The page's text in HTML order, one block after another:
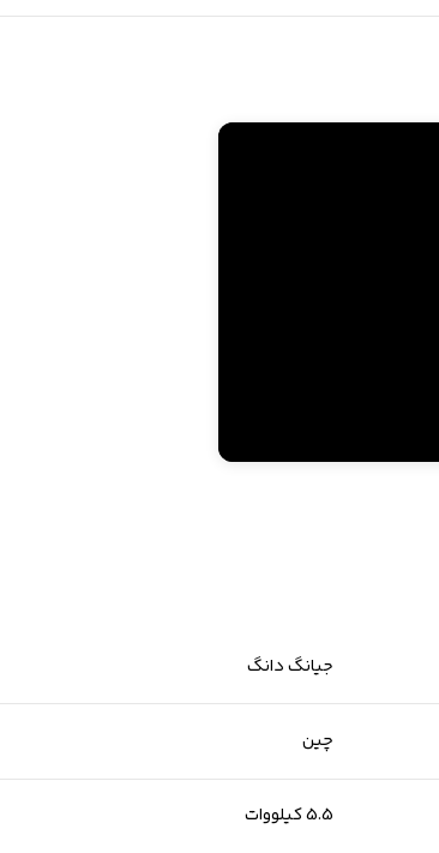
جیانگ دانگ
چین
5.5 کیلووات